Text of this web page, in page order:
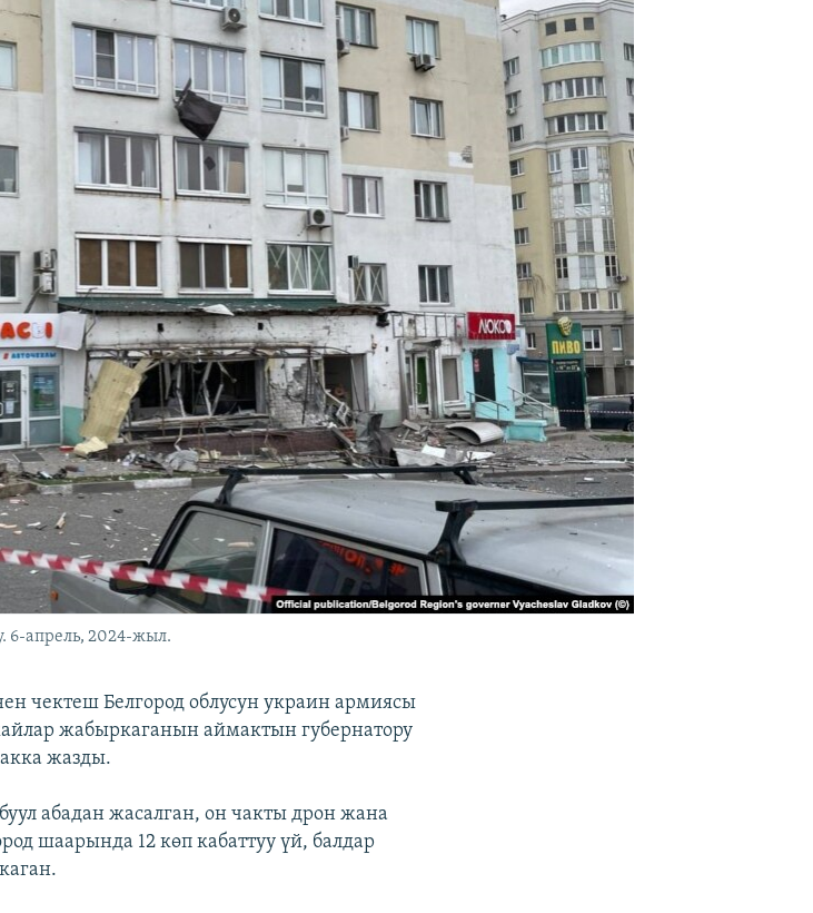
6-апрель, 2024-жыл.
чектеш Белгород облусун украин армиясы
жабыркаганын аймактын губернатору
жазды.
абадан жасалган, он чакты дрон жана
шаарында 12 көп кабаттуу үй, балдар